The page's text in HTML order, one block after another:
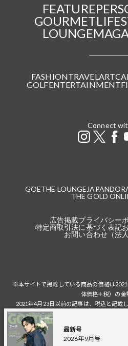
最新号
2026年9月号
FEATURE
GOURMET
LOUNGE
FASHIONTRAVEL ART
GOLFENTERTAINMENT
Connect
GOETHE LOUNGE
THE GOLD
広告掲載プライバシー
特定商取引法に基づく表記
お問い合わせ（法
※本サイトで掲載している商品の価格は
体価格＋税）の金
2021年4月23日以前の記事は、税込と記載
税込の場合の税額は掲載当時